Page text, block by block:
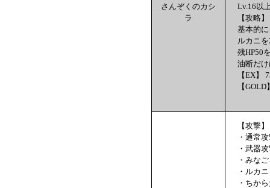
さんぞくのカシ
ラ
Lv.16以
【攻略】
基本的
ルカニ
残HP50
油断だ
【EX】
【
【攻撃
・通常
・武器
・みな
・ルカ
・ちか